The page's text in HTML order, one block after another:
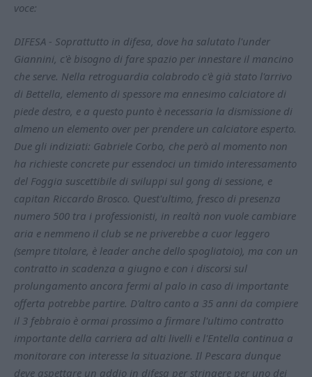
voce:
DIFESA - Soprattutto in difesa, dove ha salutato l'under
Giannini, c'è bisogno di fare spazio per innestare il mancino
che serve. Nella retroguardia colabrodo c'è già stato l'arrivo
di Bettella, elemento di spessore ma ennesimo calciatore di
piede destro, e a questo punto è necessaria la dismissione di
almeno un elemento over per prendere un calciatore esperto.
Due gli indiziati: Gabriele Corbo, che però al momento non
ha richieste concrete pur essendoci un timido interessamento
del Foggia suscettibile di sviluppi sul gong di sessione, e
capitan Riccardo Brosco. Quest'ultimo, fresco di presenza
numero 500 tra i professionisti, in realtà non vuole cambiare
aria e nemmeno il club se ne priverebbe a cuor leggero
(sempre titolare, è leader anche dello spogliatoio), ma con un
contratto in scadenza a giugno e con i discorsi sul
prolungamento ancora fermi al palo in caso di importante
offerta potrebbe partire. D'altro canto a 35 anni da compiere
il 3 febbraio è ormai prossimo a firmare l'ultimo contratto
importante della carriera ad alti livelli e l'Entella continua a
monitorare con interesse la situazione. Il Pescara dunque
deve aspettare un addio in difesa per stringere per uno dei